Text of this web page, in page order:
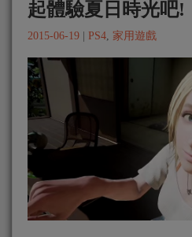
起體驗夏日時光吧!
2015-06-19 PS4, 家用遊戲